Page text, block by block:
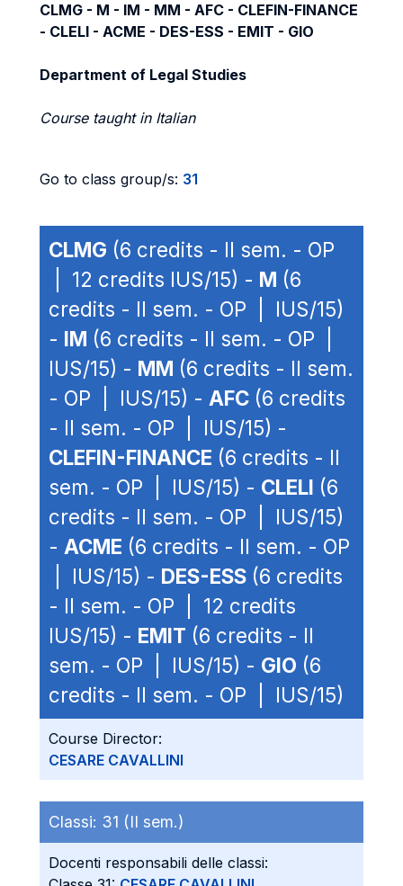
CLMG - M - IM - MM - AFC - CLEFIN-FINANCE
- CLELI - ACME - DES-ESS - EMIT - GIO
Department of Legal Studies
Course taught in Italian
Go to class group/s: 31
CLMG (6 credits - II sem. - OP
| 12 credits IUS/15) - M (6
credits - II sem. - OP | IUS/15)
- IM (6 credits - II sem. - OP |
IUS/15) - MM (6 credits - II sem.
- OP | IUS/15) - AFC (6 credits
- II sem. - OP | IUS/15) -
CLEFIN-FINANCE (6 credits - II
sem. - OP | IUS/15) - CLELI (6
credits - II sem. - OP | IUS/15)
- ACME (6 credits - II sem. - OP
| IUS/15) - DES-ESS (6 credits
- II sem. - OP | 12 credits
IUS/15) - EMIT (6 credits - II
sem. - OP | IUS/15) - GIO (6
credits - II sem. - OP | IUS/15)
Course Director:
CESARE CAVALLINI
Classi: 31 (II sem.)
Docenti responsabili delle classi: